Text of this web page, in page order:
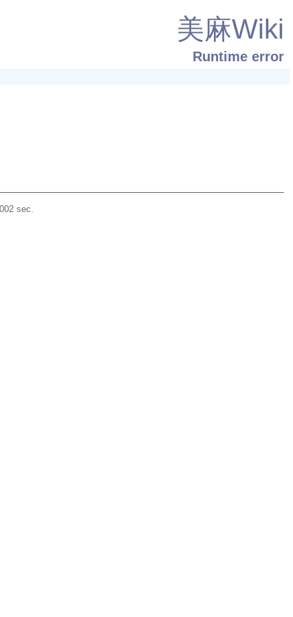
美麻Wiki
Runtime error
sec.